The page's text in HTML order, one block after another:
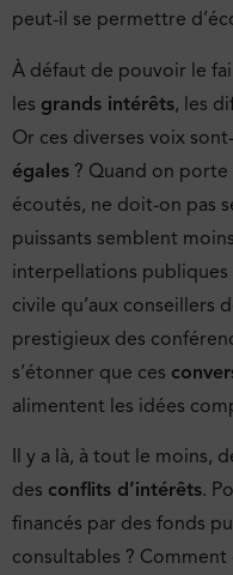
peut-il se permettre
À défaut de pouvoir le
les grands intérêts, les
Or ces diverses voix
égales ? Quand on
écoutés, ne doit-on pas
puissants semblent
interpellations
civile qu’aux conseillers
prestigieux des
s’étonner que ces
alimentent les idées
Il y a là, à tout le moins,
des conflits d’intérêts.
financés par des fonds
consultables ?